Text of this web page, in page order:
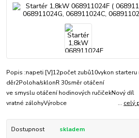
Popis :napeti [V]12počet zubů10vykon starteru
děr2Poloha/sklonR 30směr
ve smyslu otáčení hodinových
vratné zálohyVýrobce ... celý
Dostupnost
skladem